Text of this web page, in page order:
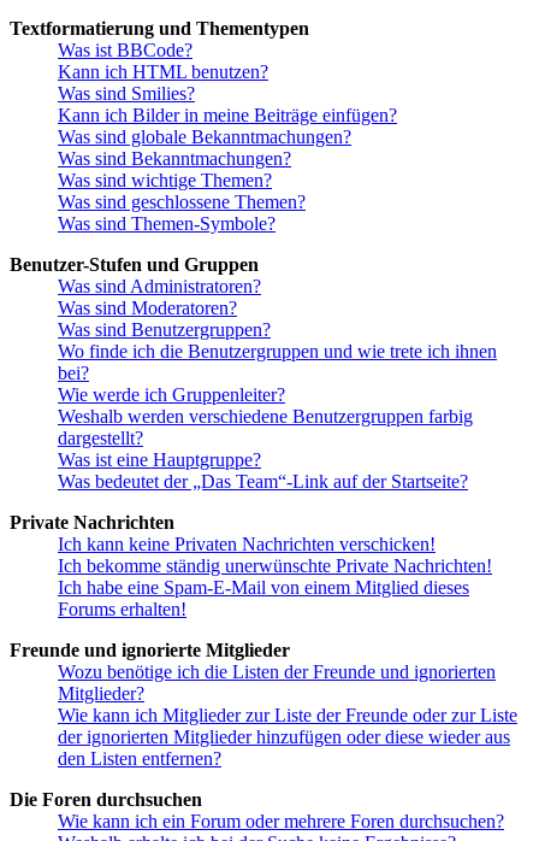
Textformatierung und Thementypen
Was ist BBCode?
Kann ich HTML benutzen?
Was sind Smilies?
Kann ich Bilder in meine Beiträge einfügen?
Was sind globale Bekanntmachungen?
Was sind Bekanntmachungen?
Was sind wichtige Themen?
Was sind geschlossene Themen?
Was sind Themen-Symbole?
Benutzer-Stufen und Gruppen
Was sind Administratoren?
Was sind Moderatoren?
Was sind Benutzergruppen?
Wo finde ich die Benutzergruppen und wie trete ich ihnen
bei?
Wie werde ich Gruppenleiter?
Weshalb werden verschiedene Benutzergruppen farbig
dargestellt?
Was ist eine Hauptgruppe?
Was bedeutet der „Das Team“-Link auf der Startseite?
Private Nachrichten
Ich kann keine Privaten Nachrichten verschicken!
Ich bekomme ständig unerwünschte Private Nachrichten!
Ich habe eine Spam-E-Mail von einem Mitglied dieses
Forums erhalten!
Freunde und ignorierte Mitglieder
Wozu benötige ich die Listen der Freunde und ignorierten
Mitglieder?
Wie kann ich Mitglieder zur Liste der Freunde oder zur Liste
der ignorierten Mitglieder hinzufügen oder diese wieder aus
den Listen entfernen?
Die Foren durchsuchen
Wie kann ich ein Forum oder mehrere Foren durchsuchen?